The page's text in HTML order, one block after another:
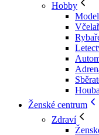
Hobby
Ženské centrum
Zdraví